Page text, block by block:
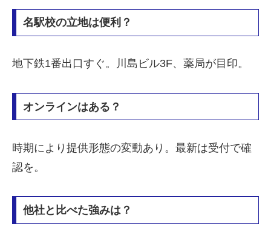
名駅校の立地は便利？
地下鉄1番出口すぐ。川島ビル3F、薬局が目印。
オンラインはある？
時期により提供形態の変動あり。最新は受付で確
認を。
他社と比べた強みは？